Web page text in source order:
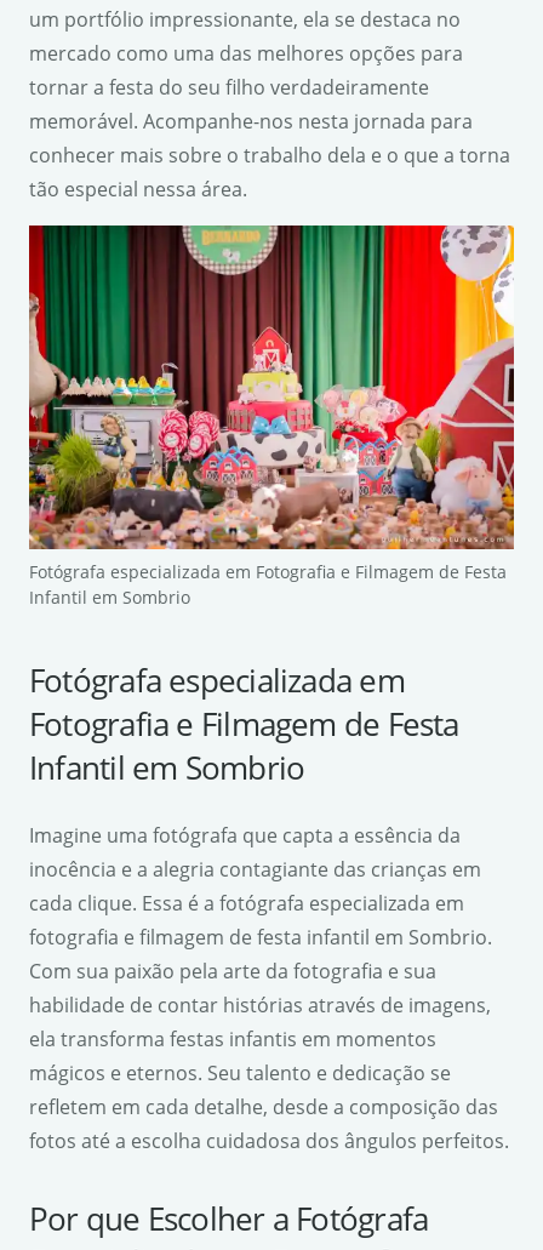
um portfólio impressionante, ela se destaca no
mercado como uma das melhores opções para
tornar a festa do seu filho verdadeiramente
memorável. Acompanhe-nos nesta jornada para
conhecer mais sobre o trabalho dela e o que a torna
tão especial nessa área.
Fotógrafa especializada em Fotografia e Filmagem de Festa
Infantil em Sombrio
Fotógrafa especializada em
Fotografia e Filmagem de Festa
Infantil em Sombrio
Imagine uma fotógrafa que capta a essência da
inocência e a alegria contagiante das crianças em
cada clique. Essa é a fotógrafa especializada em
fotografia e filmagem de festa infantil em Sombrio.
Com sua paixão pela arte da fotografia e sua
habilidade de contar histórias através de imagens,
ela transforma festas infantis em momentos
mágicos e eternos. Seu talento e dedicação se
refletem em cada detalhe, desde a composição das
fotos até a escolha cuidadosa dos ângulos perfeitos.
Por que Escolher a Fotógrafa